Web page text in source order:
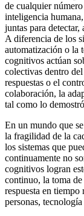
de cualquier
inteligencia
juntas para detectar,
A diferencia de los
automatización o la
cognitivos actúan
colectivas dentro
respuestas o el
colaboración, la
tal como lo
En un mundo que
la fragilidad de la
los sistemas que
continuamente no
cognitivos logran
continuo, la toma
respuesta en
personas,